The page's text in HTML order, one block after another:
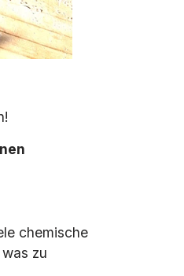
chemische
zu